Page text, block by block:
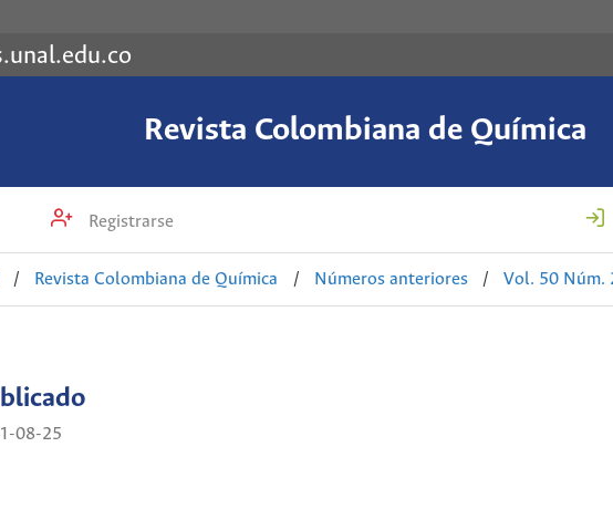
Revista Colombiana de Química
Registrarse
/ Revista Colombiana de Química / Números anteriores / Vol. 50 Núm.
08-25